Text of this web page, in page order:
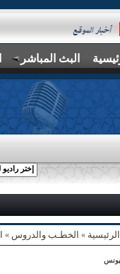
البث المباشر
» الخطـب والدروس »